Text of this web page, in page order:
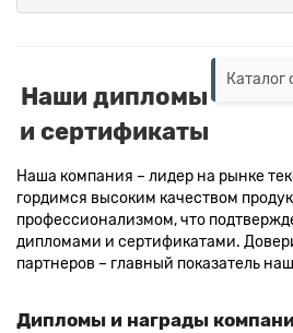
Каталог
Наши дипломы
и сертификаты
Наша компания – лидер на рынке
гордимся высоким качеством
профессионализмом, что
дипломами и сертификатами.
партнеров – главный показатель
Дипломы и награды